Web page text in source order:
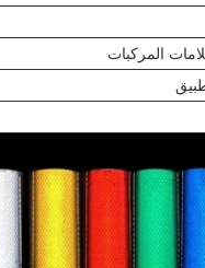
المركبات